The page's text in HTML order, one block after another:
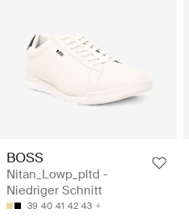
BOSS
Nitan_Lowp_pltd -
Niedriger Schnitt
39 40 41 42 43